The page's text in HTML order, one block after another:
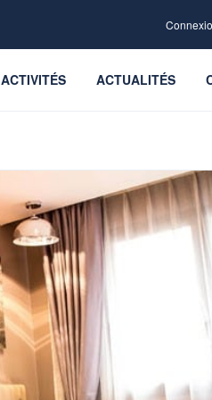
ACTIVITÉS ACTUALITÉS